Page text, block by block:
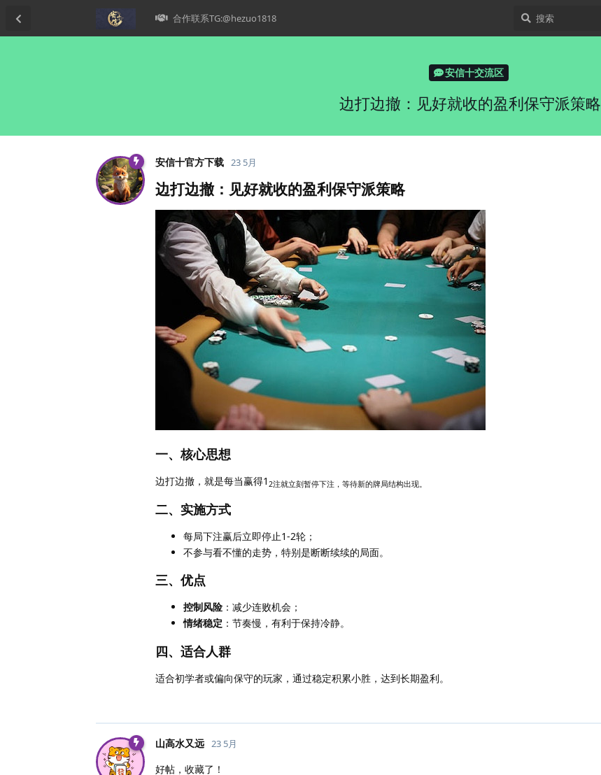
合作联系TG:@hezuo1818
安信十交流区
边打边撤：见好就收的盈利保守派策略
安信十官方下载 23 5月
边打边撤：见好就收的盈利保守派策略
一、核心思想
边打边撤，就是每当赢得1 2注就立刻暂停下注，等待新的牌局结构出现。
二、实施方式
每局下注赢后立即停止1-2轮；
不参与看不懂的走势，特别是断断续续的局面。
三、优点
控制风险 ：减少连败机会；
情绪稳定 ：节奏慢，有利于保持冷静。
四、适合人群
适合初学者或偏向保守的玩家，通过稳定积累小胜，达到长期盈利。
山高水又远 23 5月
好帖，收藏了！